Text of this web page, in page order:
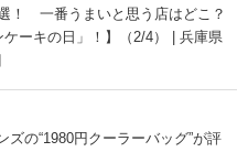
！ 一番うまいと思う店はどこ？
ケーキの日」！】（2/4） | 兵庫県
の“1980円クーラーバッグ”が評